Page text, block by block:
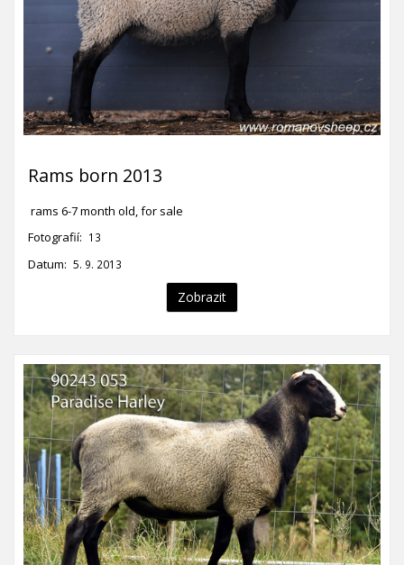
Rams born 2013
rams 6-7 month old, for sale
Fotografií: 13
Datum: 5. 9. 2013
Zobrazit